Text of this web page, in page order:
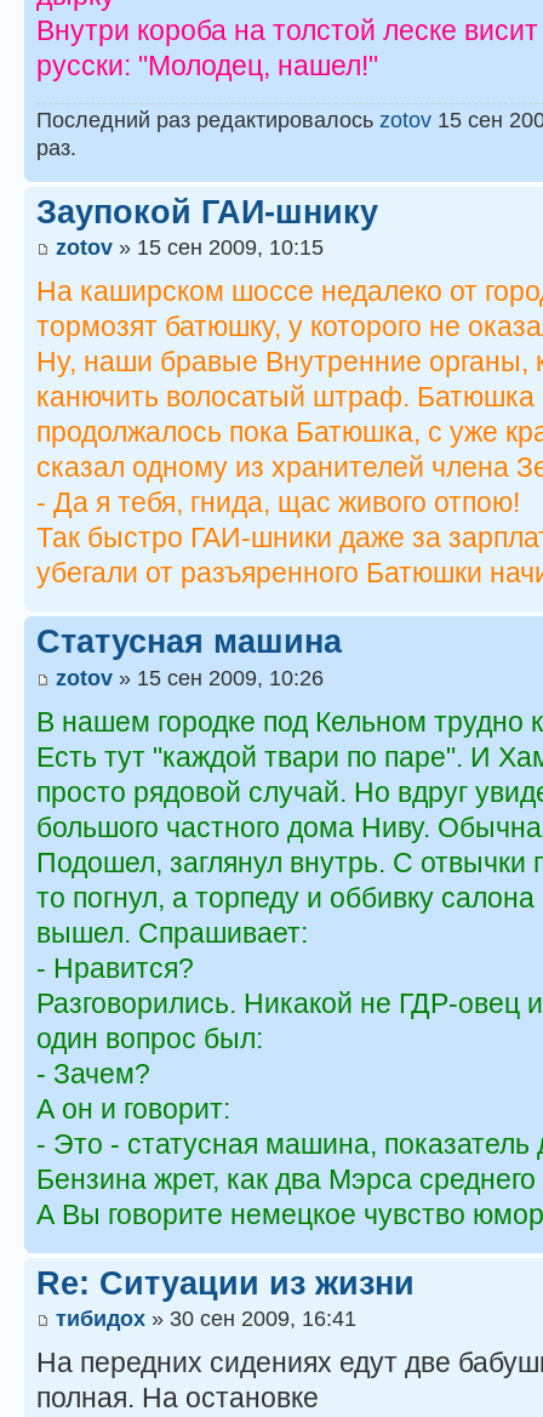
Внутри короба на толстой леске
русски: "Молодец, нашел!"
Последний раз редактировалось zotov 15 сен
раз.
Заупокой ГАИ-шнику
zotov » 15 сен 2009, 10:15
На каширском шоссе недалеко от
тормозят батюшку, у которого не
Ну, наши бравые Внутренние органы,
канючить волосатый штраф. Батюшка
продолжалось пока Батюшка, с уже
сказал одному из хранителей члена
- Да я тебя, гнида, щас живого отпою!
Так быстро ГАИ-шники даже за
убегали от разъяренного Батюшки
Статусная машина
zotov » 15 сен 2009, 10:26
В нашем городке под Кельном трудно
Есть тут "каждой твари по паре". И
просто рядовой случай. Но вдруг
большого частного дома Ниву.
Подошел, заглянул внутрь. С отвычки
то погнул, а торпеду и оббивку
вышел. Спрашивает:
- Нравится?
Разговорились. Никакой не ГДР-овец
один вопрос был:
- Зачем?
А он и говорит:
- Это - статусная машина,
Бензина жрет, как два Мэрса среднего
А Вы говорите немецкое чувство
Re: Ситуации из жизни
тибидох » 30 сен 2009, 16:41
На передних сидениях едут две
полная. На остановке